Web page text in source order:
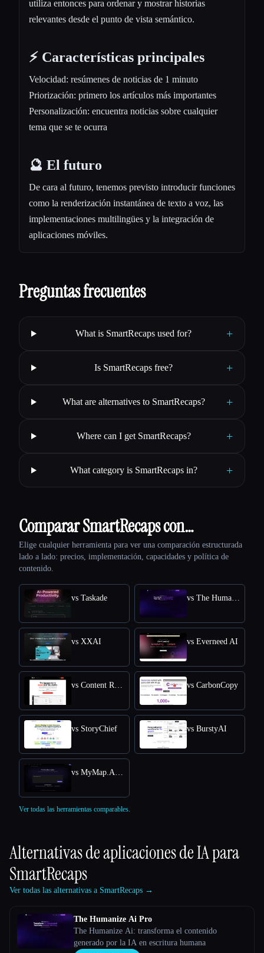
utiliza entonces para ordenar y mostrar historias
relevantes desde el punto de vista semántico.
⚡️ Características principales
Velocidad: resúmenes de noticias de 1 minuto
Priorización: primero los artículos más importantes
Personalización: encuentra noticias sobre cualquier
tema que se te ocurra
🔮 El futuro
De cara al futuro, tenemos previsto introducir funciones
como la renderización instantánea de texto a voz, las
implementaciones multilingües y la integración de
aplicaciones móviles.
Preguntas frecuentes
What is SmartRecaps used for? +
Is SmartRecaps free? +
What are alternatives to SmartRecaps? +
Where can I get SmartRecaps? +
What category is SmartRecaps in? +
Comparar SmartRecaps con…
Elige cualquier herramienta para ver una comparación estructurada
lado a lado: precios, implementación, capacidades y política de
contenido.
vs Taskade vs The Humanize Ai Pro
vs XXAI vs Everneed AI
vs Content Raptor vs CarbonCopy
vs StoryChief vs BurstyAI
vs MyMap.AI YouTube Summarizer
Ver todas las herramientas comparables.
Alternativas de aplicaciones de IA para
SmartRecaps
Ver todas las alternativas a SmartRecaps →
The Humanize Ai Pro
The Humanize Ai: transforma el contenido
generado por la IA en escritura humana